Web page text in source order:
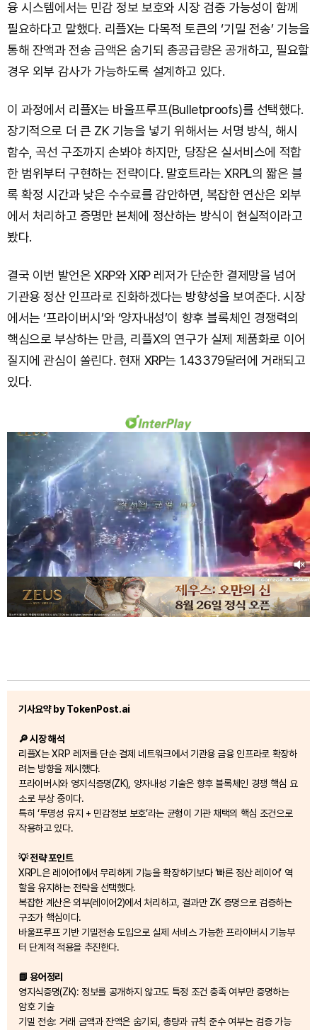
융 시스템에서는 민감 정보 보호와 시장 검증 가능성이 함께
필요하다고 말했다. 리플X는 다목적 토큰의 ‘기밀 전송’ 기능을
통해 잔액과 전송 금액은 숨기되 총공급량은 공개하고, 필요할
경우 외부 감사가 가능하도록 설계하고 있다.
이 과정에서 리플X는 바울프루프(Bulletproofs)를 선택했다.
장기적으로 더 큰 ZK 기능을 넣기 위해서는 서명 방식, 해시
함수, 곡선 구조까지 손봐야 하지만, 당장은 실서비스에 적합
한 범위부터 구현하는 전략이다. 말호트라는 XRPL의 짧은 블
록 확정 시간과 낮은 수수료를 감안하면, 복잡한 연산은 외부
에서 처리하고 증명만 본체에 정산하는 방식이 현실적이라고
봤다.
결국 이번 발언은 XRP와 XRP 레저가 단순한 결제망을 넘어
기관용 정산 인프라로 진화하겠다는 방향성을 보여준다. 시장
에서는 ‘프라이버시’와 ‘양자내성’이 향후 블록체인 경쟁력의
핵심으로 부상하는 만큼, 리플X의 연구가 실제 제품화로 이어
질지에 관심이 쏠린다. 현재 XRP는 1.43379달러에 거래되고
있다.
기사요약 by TokenPost.ai
🔎 시장 해석
리플X는 XRP 레저를 단순 결제 네트워크에서 기관용 금융 인프라로 확장하
려는 방향을 제시했다.
프라이버시와 영지식증명(ZK), 양자내성 기술은 향후 블록체인 경쟁 핵심 요
소로 부상 중이다.
특히 ‘투명성 유지 + 민감정보 보호’라는 균형이 기관 채택의 핵심 조건으로
작용하고 있다.
💡 전략 포인트
XRPL은 레이어1에서 무리하게 기능을 확장하기보다 ‘빠른 정산 레이어’ 역
할을 유지하는 전략을 선택했다.
복잡한 계산은 외부(레이어2)에서 처리하고, 결과만 ZK 증명으로 검증하는
구조가 핵심이다.
바울프루프 기반 기밀전송 도입으로 실제 서비스 가능한 프라이버시 기능부
터 단계적 적용을 추진한다.
📘 용어정리
영지식증명(ZK): 정보를 공개하지 않고도 특정 조건 충족 여부만 증명하는
암호 기술
기밀 전송: 거래 금액과 잔액은 숨기되, 총량과 규칙 준수 여부는 검증 가능